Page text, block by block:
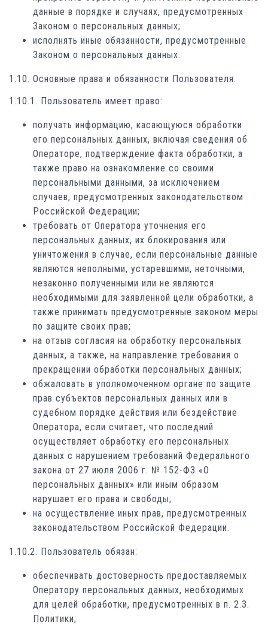
данные в порядке и случаях, предусмотренных
Законом о персональных данных;
исполнять иные обязанности, предусмотренные
Законом о персональных данных.
1.10. Основные права и обязанности Пользователя.
1.10.1. Пользователь имеет право:
получать информацию, касающуюся обработки
его персональных данных, включая сведения об
Операторе, подтверждение факта обработки, а
также право на ознакомление со своими
персональными данными, за исключением
случаев, предусмотренных законодательством
Российской Федерации;
требовать от Оператора уточнения его
персональных данных, их блокирования или
уничтожения в случае, если персональные данные
являются неполными, устаревшими, неточными,
незаконно полученными или не являются
необходимыми для заявленной цели обработки, а
также принимать предусмотренные законом меры
по защите своих прав;
на отзыв согласия на обработку персональных
данных, а также, на направление требования о
прекращении обработки персональных данных;
обжаловать в уполномоченном органе по защите
прав субъектов персональных данных или в
судебном порядке действия или бездействие
Оператора, если считает, что последний
осуществляет обработку его персональных
данных с нарушением требований Федерального
закона от 27 июля 2006 г. № 152-ФЗ «О
персональных данных» или иным образом
нарушает его права и свободы;
на осуществление иных прав, предусмотренных
законодательством Российской Федерации.
1.10.2. Пользователь обязан:
обеспечивать достоверность предоставляемых
Оператору персональных данных, необходимых
для целей обработки, предусмотренных в п. 2.3.
Политики;